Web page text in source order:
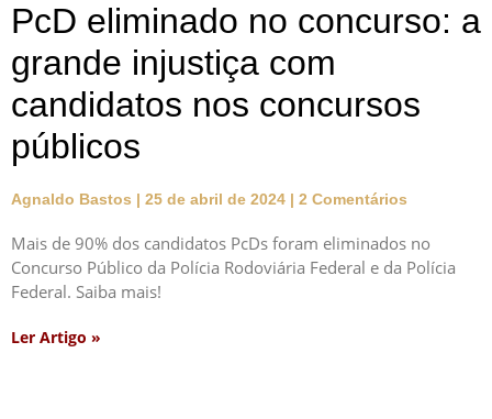
PcD eliminado no concurso: a
grande injustiça com
candidatos nos concursos
públicos
Agnaldo Bastos 25 de abril de 2024 2 Comentários
Mais de 90% dos candidatos PcDs foram eliminados no
Concurso Público da Polícia Rodoviária Federal e da Polícia
Federal. Saiba mais!
Ler Artigo »